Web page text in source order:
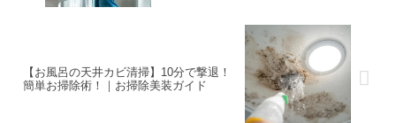
【お風呂の天井カビ清掃】10分で撃退！
簡単お掃除術！｜お掃除美装ガイド